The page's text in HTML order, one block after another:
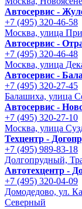
Автосервис -
+7 (495) 320-46-58
Москва, улица
Автосервис -
+7 (495) 320-46-48
Москва, улица
Автосервис -
+7 (495) 320-27-45
Балашиха, улица
Автосервис -
+7 (495) 320-27-10
Москва, улица
Техцентр -
+7 (495) 989-83-18
Долгопрудный,
Автотехцентр -
+7 (495) 320-04-09
Домодедово, ул.
Северный